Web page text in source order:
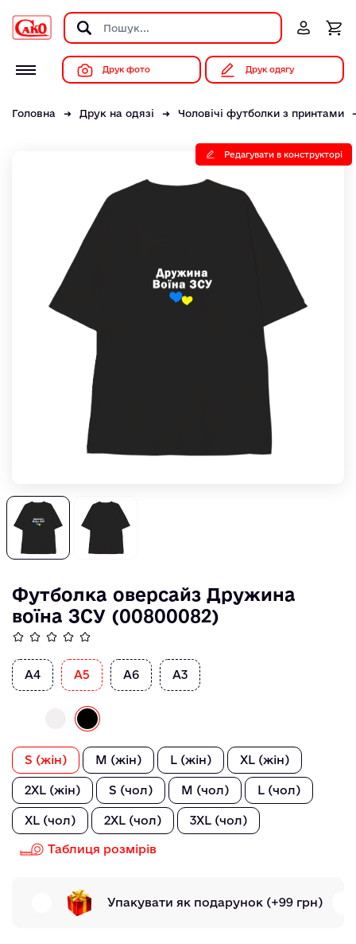
Друк фото Друк одягу
Головна Друк на одязі Чоловічі футболки з принтами
Редагувати в конструкторі
Футболка оверсайз Дружина
воїна ЗСУ (00800082)
A4 А5 А6 А3
S (жін) M (жін) L (жін) XL (жін)
2XL (жін) S (чол) M (чол) L (чол)
XL (чол) 2XL (чол) 3XL (чол)
Таблиця розмірів
Упакувати як подарунок (+99 грн)